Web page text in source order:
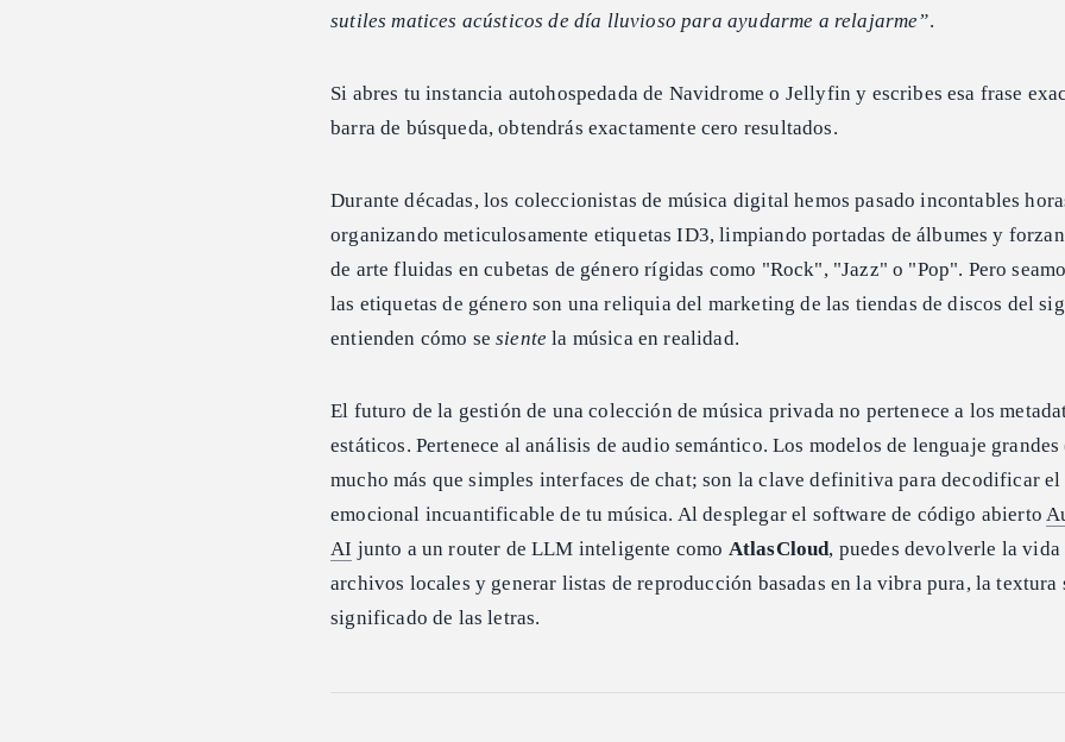
sutiles matices acústicos de día lluvioso para ayudarme a relajarme”.
Si abres tu instancia autohospedada de Navidrome o Jellyfin y escribes esa frase
barra de búsqueda, obtendrás exactamente cero resultados.
Durante décadas, los coleccionistas de música digital hemos pasado incontables
organizando meticulosamente etiquetas ID3, limpiando portadas de álbumes y
de arte fluidas en cubetas de género rígidas como "Rock", "Jazz" o "Pop". Pero
las etiquetas de género son una reliquia del marketing de las tiendas de discos del
entienden cómo sesiente la música en realidad.
El futuro de la gestión de una colección de música privada no pertenece a los
estáticos. Pertenece al análisis de audio semántico. Los modelos de lenguaje
mucho más que simples interfaces de chat; son la clave definitiva para decodificar el
emocional incuantificable de tu música. Al desplegar el software de código abierto
AI junto a un router de LLM inteligente como AtlasCloud, puedes devolverle la vida
archivos locales y generar listas de reproducción basadas en la vibra pura, la textura
significado de las letras.